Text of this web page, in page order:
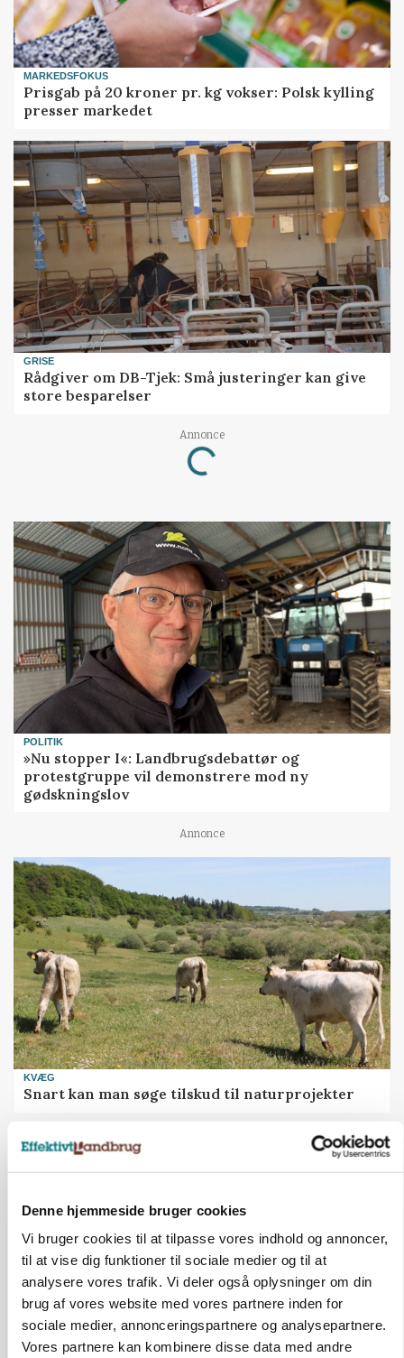
Denne hjemmeside bruger cookies
Vi bruger cookies til at tilpasse vores indhold og annoncer,
til at vise dig funktioner til sociale medier og til at
analysere vores trafik. Vi deler også oplysninger om din
brug af vores website med vores partnere inden for
sociale medier, annonceringspartnere og analysepartnere.
Vores partnere kan kombinere disse data med andre
MARKEDSFOKUS
Prisgab på 20 kroner pr. kg vokser: Polsk kylling
presser markedet
GRISE
Rådgiver om DB-Tjek: Små justeringer kan give
store besparelser
Annonce
Loading...
POLITIK
»Nu stopper I«: Landbrugsdebattør og
protestgruppe vil demonstrere mod ny
gødskningslov
Annonce
KVÆG
Snart kan man søge tilskud til naturprojekter
PLANTER
skadedyrsrisici
Annonce
Loading...